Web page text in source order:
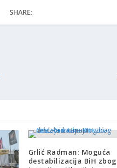
SHARE:
Grlić Radman: Moguća
destabilizacija BiH zbog